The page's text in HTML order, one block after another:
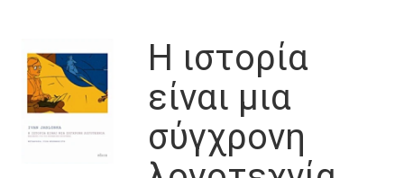
Η ιστορία
είναι μια
σύγχρονη